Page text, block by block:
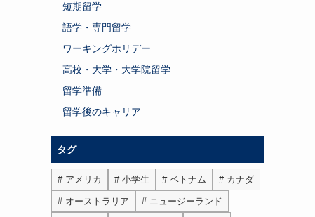
短期留学
語学・専門留学
ワーキングホリデー
高校・大学・大学院留学
留学準備
留学後のキャリア
タグ
アメリカ 小学生 ベトナム カナダ
オーストラリア ニュージーランド